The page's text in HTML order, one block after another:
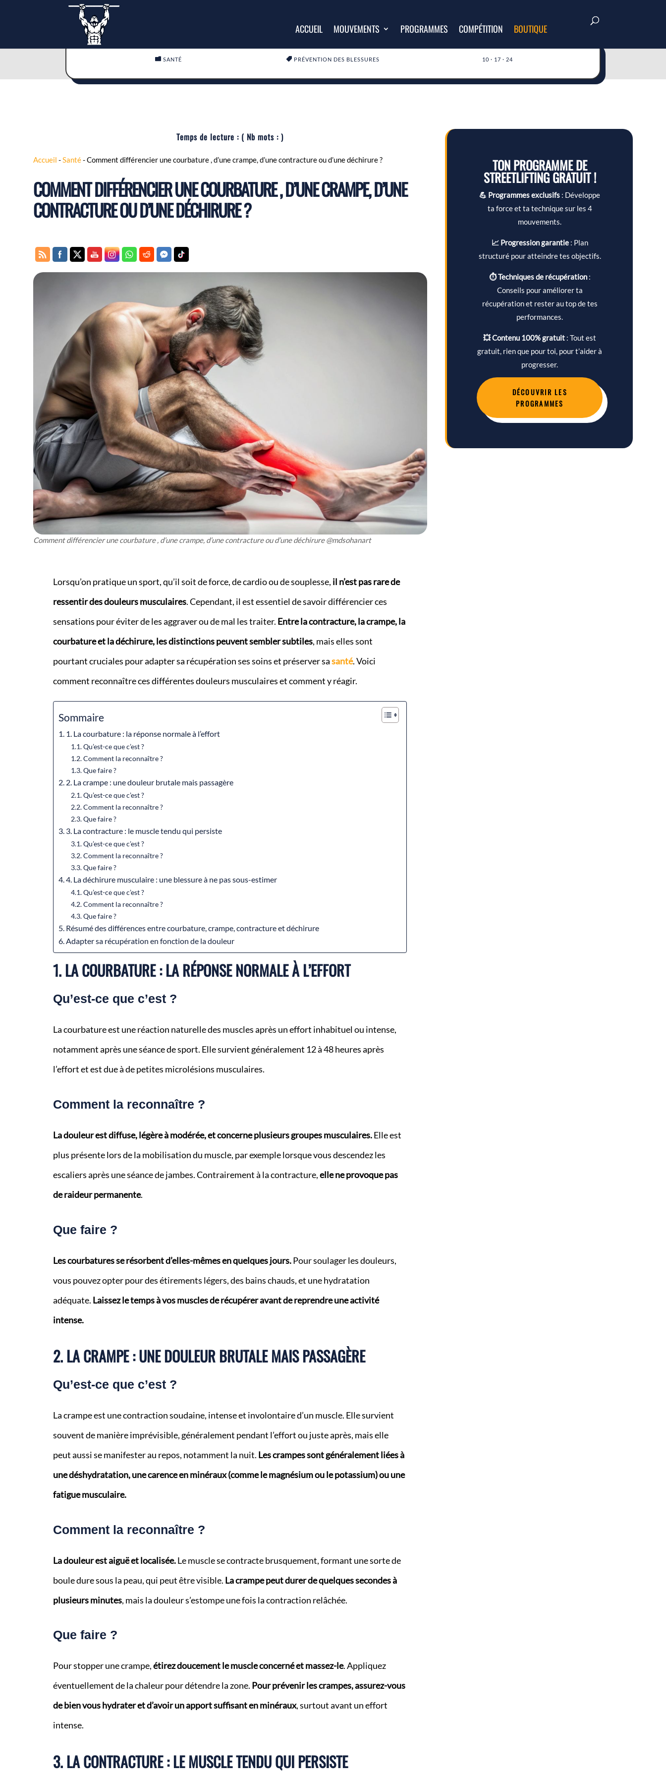
ACCUEIL MOUVEMENTS PROGRAMMES COMPÉTITION BOUTIQUE
 SANTÉ  PRÉVENTION DES BLESSURES 10 · 17 · 24
Temps de lecture : ( Nb mots :)
Accueil -Santé-Comment différencier une courbature , d’une crampe, d’une contracture ou d’une déchirure ?
COMMENT DIFFÉRENCIER UNE COURBATURE , D’UNE CRAMPE, D’UNE
CONTRACTURE OU D’UNE DÉCHIRURE ?
Comment différencier une courbature , d’une crampe, d’une contracture ou d’une déchirure @mdsohanart
Lorsqu’on pratique un sport, qu’il soit de force, de cardio ou de souplesse, il n’est pas rare de
ressentir des douleurs musculaires. Cependant, il est essentiel de savoir différencier ces
sensations pour éviter de les aggraver ou de mal les traiter. Entre la contracture, la crampe, la
courbature et la déchirure, les distinctions peuvent sembler subtiles, mais elles sont
pourtant cruciales pour adapter sa récupération ses soins et préserver sasanté. Voici
comment reconnaître ces différentes douleurs musculaires et comment y réagir.
Sommaire
1. La courbature : la réponse normale à l’effort
Qu’est-ce que c’est ?
Comment la reconnaître ?
Que faire ?
2. La crampe : une douleur brutale mais passagère
Qu’est-ce que c’est ?
Comment la reconnaître ?
Que faire ?
3. La contracture : le muscle tendu qui persiste
Qu’est-ce que c’est ?
Comment la reconnaître ?
Que faire ?
4. La déchirure musculaire : une blessure à ne pas sous-estimer
Qu’est-ce que c’est ?
Comment la reconnaître ?
Que faire ?
Résumé des différences entre courbature, crampe, contracture et déchirure
Adapter sa récupération en fonction de la douleur
1. LA COURBATURE : LA RÉPONSE NORMALE À L’EFFORT
Qu’est-ce que c’est ?
La courbature est une réaction naturelle des muscles après un effort inhabituel ou intense,
notamment après une séance de sport. Elle survient généralement 12 à 48 heures après
l’effort et est due à de petites microlésions musculaires.
Comment la reconnaître ?
La douleur est diffuse, légère à modérée, et concerne plusieurs groupes musculaires.Elle est
plus présente lors de la mobilisation du muscle, par exemple lorsque vous descendez les
escaliers après une séance de jambes. Contrairement à la contracture,elle ne provoque pas
de raideur permanente.
Que faire ?
Les courbatures se résorbent d’elles-mêmes en quelques jours.Pour soulager les douleurs,
vous pouvez opter pour des étirements légers, des bains chauds, et une hydratation
adéquate. Laissez le temps à vos muscles de récupérer avant de reprendre une activité
intense.
2. LA CRAMPE : UNE DOULEUR BRUTALE MAIS PASSAGÈRE
Qu’est-ce que c’est ?
La crampe est une contraction soudaine, intense et involontaire d’un muscle. Elle survient
souvent de manière imprévisible, généralement pendant l’effort ou juste après, mais elle
peut aussi se manifester au repos, notamment la nuit. Les crampes sont généralement liées à
une déshydratation, une carence en minéraux (comme le magnésium ou le potassium) ou une
fatigue musculaire.
Comment la reconnaître ?
La douleur est aiguë et localisée.Le muscle se contracte brusquement, formant une sorte de
boule dure sous la peau, qui peut être visible. La crampe peut durer de quelques secondes à
plusieurs minutes, mais la douleur s’estompe une fois la contraction relâchée.
Que faire ?
Pour stopper une crampe,étirez doucement le muscle concerné et massez-le. Appliquez
éventuellement de la chaleur pour détendre la zone. Pour prévenir les crampes, assurez-vous
de bien vous hydrater et d’avoir un apport suffisant en minéraux, surtout avant un effort
intense.
3. LA CONTRACTURE : LE MUSCLE TENDU QUI PERSISTE
TON PROGRAMME DE
STREETLIFTING GRATUIT !
💪 Programmes exclusifs : Développe
ta force et ta technique sur les 4
mouvements.
📈 Progression garantie: Plan
structuré pour atteindre tes objectifs.
⏱ Techniques de récupération :
Conseils pour améliorer ta
récupération et rester au top de tes
performances.
💥 Contenu 100% gratuit : Tout est
gratuit, rien que pour toi, pour t’aider à
progresser.
DÉCOUVRIR LES
PROGRAMMES